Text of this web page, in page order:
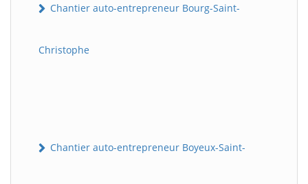
Chantier auto-entrepreneur Bourg-Saint-
Christophe
Chantier auto-entrepreneur Boyeux-Saint-